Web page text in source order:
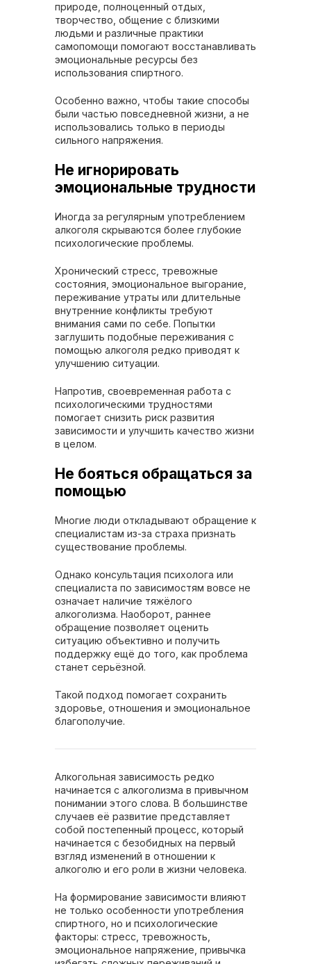
природе, полноценный отдых,
творчество, общение с близкими
людьми и различные практики
самопомощи помогают восстанавливать
эмоциональные ресурсы без
использования спиртного.
Особенно важно, чтобы такие способы
были частью повседневной жизни, а не
использовались только в периоды
сильного напряжения.
Не игнорировать
эмоциональные трудности
Иногда за регулярным употреблением
алкоголя скрываются более глубокие
психологические проблемы.
Хронический стресс, тревожные
состояния, эмоциональное выгорание,
переживание утраты или длительные
внутренние конфликты требуют
внимания сами по себе. Попытки
заглушить подобные переживания с
помощью алкоголя редко приводят к
улучшению ситуации.
Напротив, своевременная работа с
психологическими трудностями
помогает снизить риск развития
зависимости и улучшить качество жизни
в целом.
Не бояться обращаться за
помощью
Многие люди откладывают обращение к
специалистам из-за страха признать
существование проблемы.
Однако консультация психолога или
специалиста по зависимостям вовсе не
означает наличие тяжёлого
алкоголизма. Наоборот, раннее
обращение позволяет оценить
ситуацию объективно и получить
поддержку ещё до того, как проблема
станет серьёзной.
Такой подход помогает сохранить
здоровье, отношения и эмоциональное
благополучие.
Алкогольная зависимость редко
начинается с алкоголизма в привычном
понимании этого слова. В большинстве
случаев её развитие представляет
собой постепенный процесс, который
начинается с безобидных на первый
взгляд изменений в отношении к
алкоголю и его роли в жизни человека.
На формирование зависимости влияют
не только особенности употребления
спиртного, но и психологические
факторы: стресс, тревожность,
эмоциональное напряжение, привычка